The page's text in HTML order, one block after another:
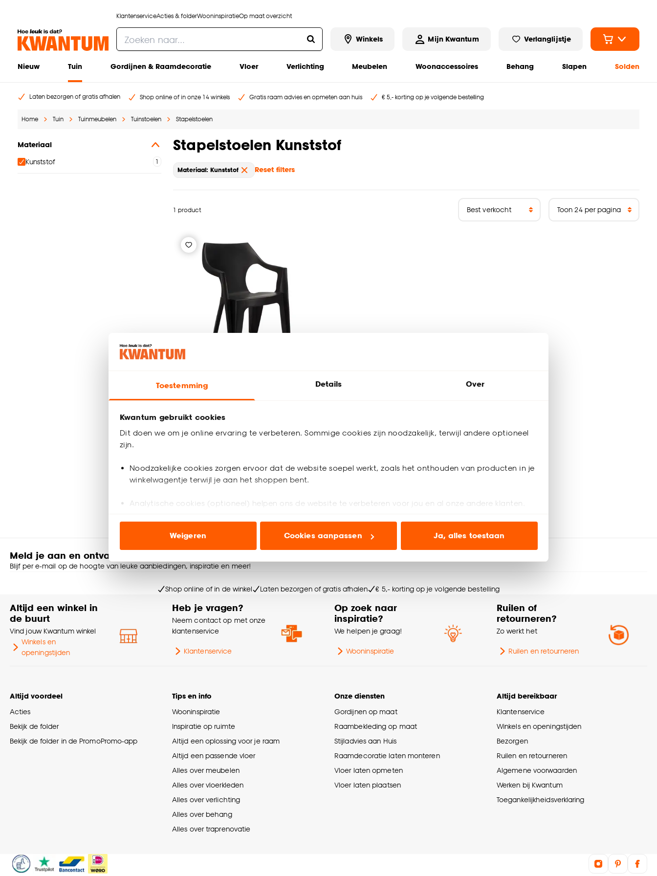
Toestemming Details Over
Kwantum gebruikt cookies
Dit doen we om je online ervaring te verbeteren. Sommige cookies zijn noodzakelijk, terwijl andere optioneel
zijn.
Noodzakelijke cookies zorgen ervoor dat de website soepel werkt, zoals het onthouden van producten in je
winkelwagentje terwijl je aan het shoppen bent.
Analytische cookies (optioneel) helpen ons de website te verbeteren voor jou en al onze andere klanten.
ook buiten de website voor advertenties en communicatie.
Klik op ‘Ja, alles toestaan’ om gebruik te maken van alle cookies, of klik op ‘weigeren’ om alleen de
accepteren door op ‘Cookies aanpassen’ te klikken.
Goed om te weten is dat je deze keuze altijd nog kan aanpassen, bekijk hiervoor onze cookieverklaring.
Weigeren Cookies aanpassen Ja, alles toestaan
KlantenserviceActies & folderWooninspiratieOp maat overzicht
Winkels Mijn Kwantum Verlanglijstje
Nieuw Tuin Gordijnen & Raamdecoratie Vloer Verlichting Meubelen Woonaccessoires Behang Slapen Solden
Laten bezorgen of gratis afhalen Shop online of in onze 14 winkels Gratis raam advies en opmeten aan huis € 5,- korting op je volgende bestelling
Home Tuin Tuinmeubelen Tuinstoelen Stapelstoelen
Materiaal
Kunststof
Stapelstoelen Kunststof
Materiaal: Kunststof Reset filters
1 product
Geef een seintje
Meld je aan en ontvang € 5,- korting op je volgende bestelling
Blijf per e-mail op de hoogte van leuke aanbiedingen, inspiratie en meer!
Shop online of in de winkel Laten bezorgen of gratis afhalen € 5,- korting op je volgende bestelling
Altijd een winkel in
de buurt
Vind jouw Kwantum winkel
Winkels en
openingstijden
Heb je vragen?
Neem contact op met onze
klantenservice
Klantenservice
Op zoek naar
inspiratie?
We helpen je graag!
Wooninspiratie
Ruilen of
retourneren?
Zo werkt het
Ruilen en retourneren
Altijd voordeel
Acties
Bekijk de folder
Bekijk de folder in de PromoPromo-app
Tips en info
Wooninspiratie
Inspiratie op ruimte
Altijd een oplossing voor je raam
Altijd een passende vloer
Alles over meubelen
Alles over vloerkleden
Alles over verlichting
Alles over behang
Alles over traprenovatie
Onze diensten
Gordijnen op maat
Raambekleding op maat
Stijladvies aan Huis
Raamdecoratie laten monteren
Vloer laten opmeten
Vloer laten plaatsen
Altijd bereikbaar
Klantenservice
Winkels en openingstijden
Bezorgen
Ruilen en retourneren
Algemene voorwaarden
Werken bij Kwantum
Toegankelijkheidsverklaring